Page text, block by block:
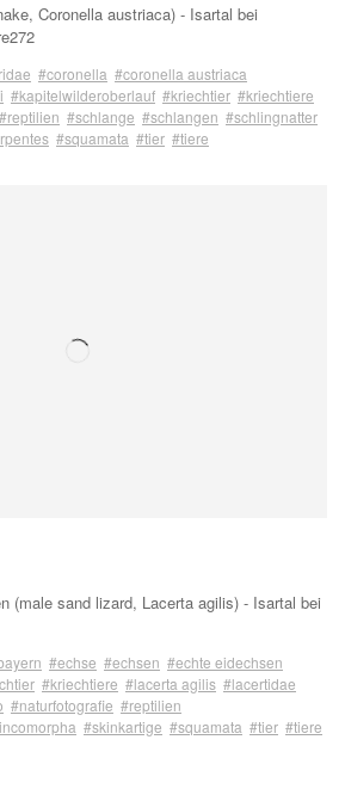
Coronella austriaca) - Isartal bei
#coronella #coronella austriaca
#kapitelwilderoberlauf #kriechtier #kriechtiere
#reptilien #schlange #schlangen #schlingnatter
#squamata #tier #tiere
(male sand lizard, Lacerta agilis) - Isartal bei
#echse #echsen #echte eidechsen
#kriechtiere #lacerta agilis #lacertidae
#naturfotografie #reptilien
#skinkartige #squamata #tier #tiere